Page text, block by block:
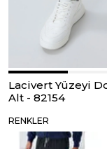
Lacivert Yüzeyi
Alt - 82154
RENKLER